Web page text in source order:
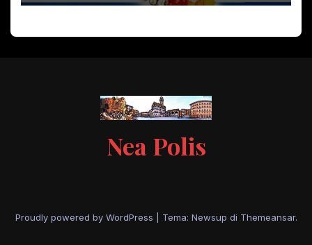
Nea Polis
Proudly powered by WordPress Tema: Newsup di Themeansar.